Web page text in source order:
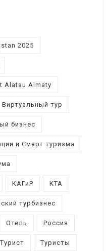
2025
Alatau Almaty
Виртуальный тур
бизнес
и Смарт туризма
КАГиР КТА
турбизнес
Отель Россия
Турист Туристы